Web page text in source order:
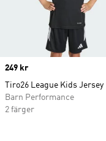
Price
249 kr
Tiro26 League Kids Jersey
Barn Performance
2 färger